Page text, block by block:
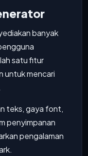
banyak
satu fitur
untuk mencari
teks, gaya font,
penyimpanan
pengalaman